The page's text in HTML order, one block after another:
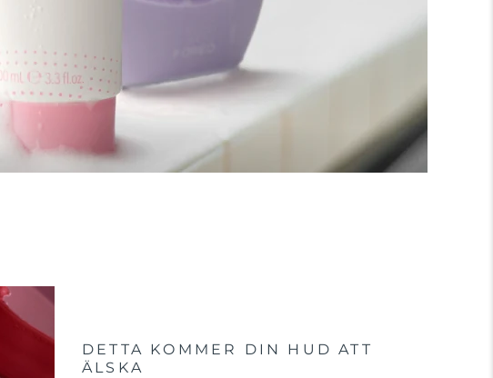
DETTA KOMMER DIN HUD ATT
ÄLSKA